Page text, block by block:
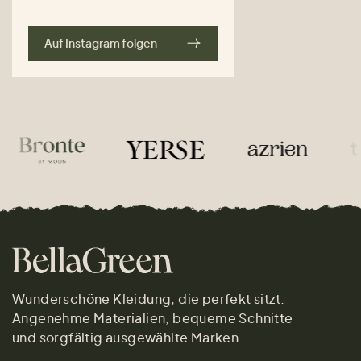
Auf Instagram folgen
Wunderschöne Kleidung, die perfekt sitzt.
Angenehme Materialien, bequeme Schnitte
und sorgfältig ausgewählte Marken.